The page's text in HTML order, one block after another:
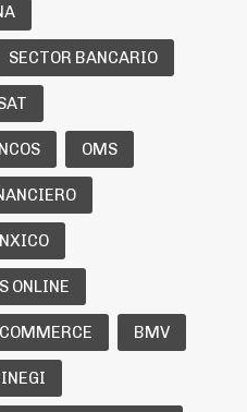
SECTOR BANCARIO
OMS
ONLINE
BMV
INEGI